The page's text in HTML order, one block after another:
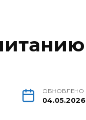
ОБНОВЛЕНО
04.05.2026